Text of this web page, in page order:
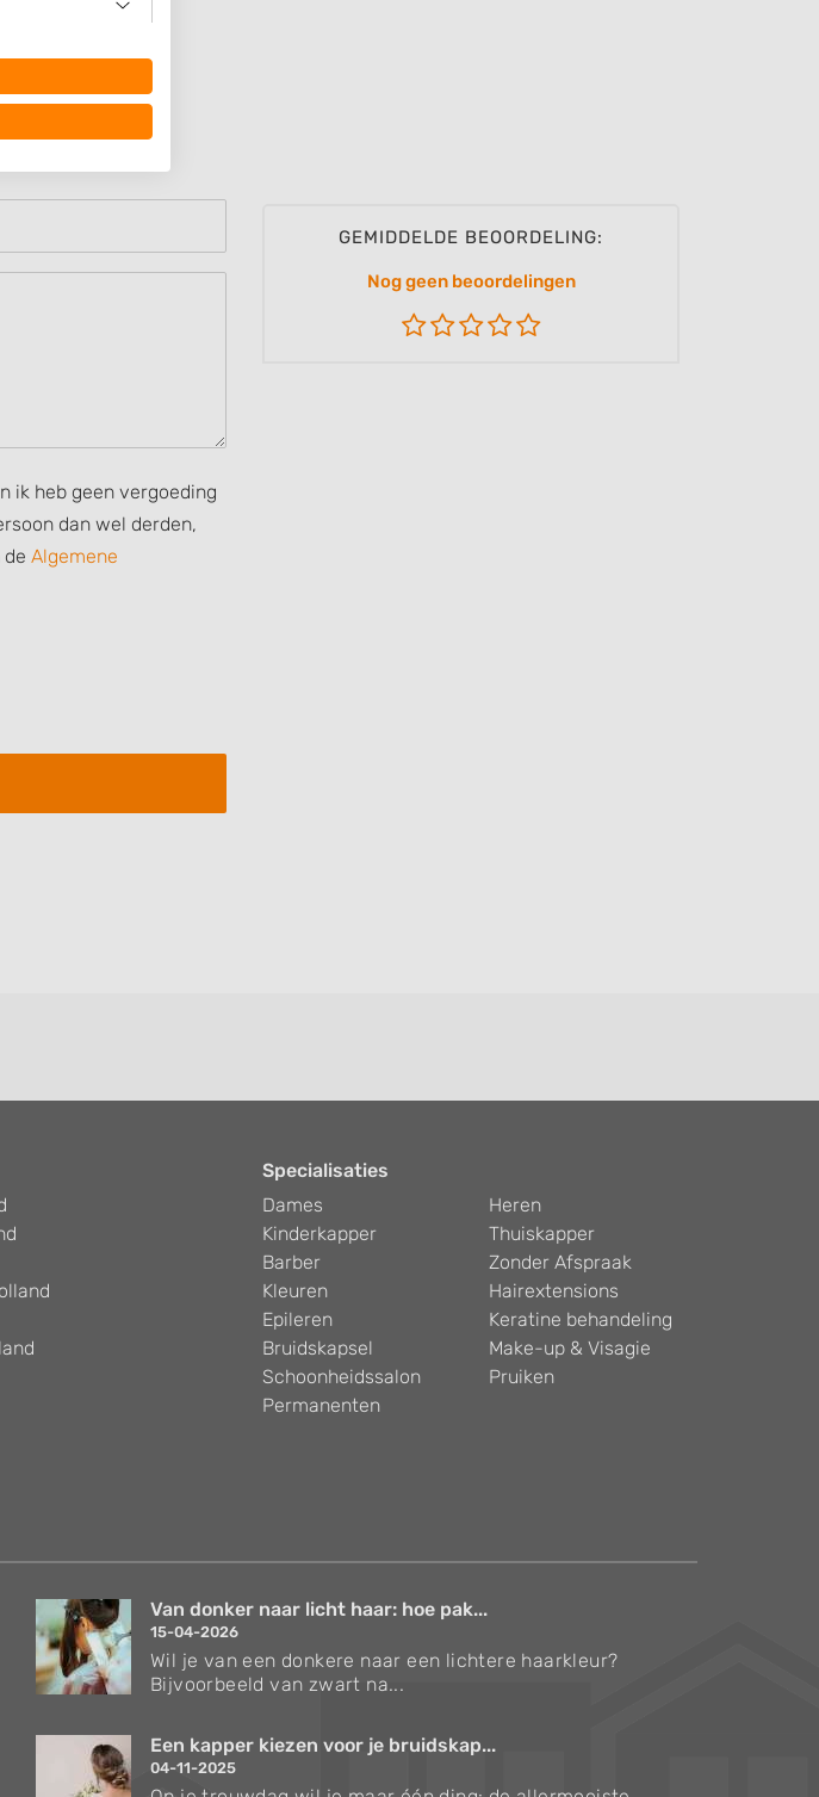
ik heb geen vergoeding
dan wel derden,
Algemene
GEMIDDELDE BEOORDELING:
Nog geen beoordelingen
Specialisaties
Dames
Heren
Kinderkapper
Thuiskapper
Barber
Zonder Afspraak
Kleuren
Hairextensions
Epileren
Keratine behandeling
Bruidskapsel
Make-up & Visagie
Schoonheidssalon
Pruiken
Permanenten
Van donker naar licht haar: hoe pak...
15-04-2026
Wil je van een donkere naar een lichtere haarkleur?
Bijvoorbeeld van zwart na...
Een kapper kiezen voor je bruidskap...
04-11-2025